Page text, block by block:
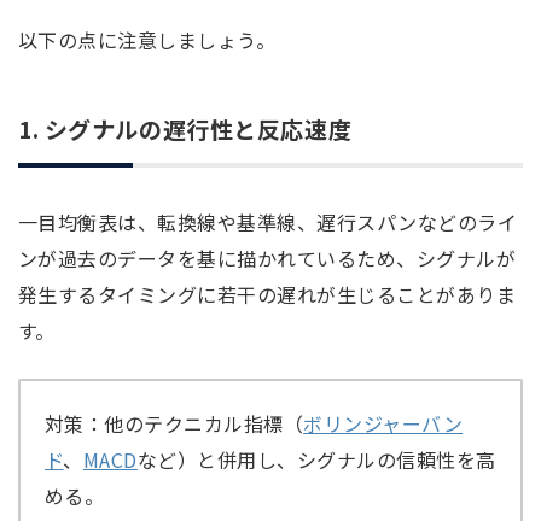
以下の点に注意しましょう。
1. シグナルの遅行性と反応速度
一目均衡表は、転換線や基準線、遅行スパンなどのライ
ンが過去のデータを基に描かれているため、シグナルが
発生するタイミングに若干の遅れが生じることがありま
す。
対策：他のテクニカル指標（ボリンジャーバン
ド、 MACDなど）と併用し、シグナルの信頼性を高
める。